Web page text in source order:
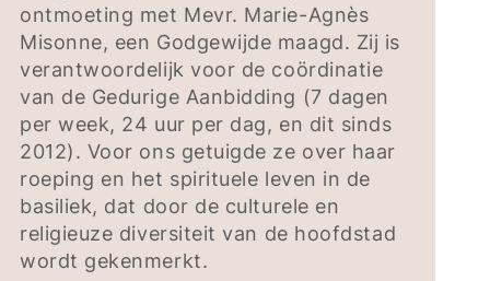
ontmoeting met Mevr. Marie-Agnès
Misonne, een Godgewijde maagd. Zij is
verantwoordelijk voor de coördinatie
van de Gedurige Aanbidding (7 dagen
per week, 24 uur per dag, en dit sinds
2012). Voor ons getuigde ze over haar
roeping en het spirituele leven in de
basiliek, dat door de culturele en
religieuze diversiteit van de hoofdstad
wordt gekenmerkt.